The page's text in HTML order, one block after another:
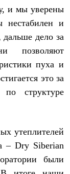
и мы уверены
нестабилен и
дальше дело за
позволяют
пуха и
это за
структуре
утеплителей
– Dry Siberian
были